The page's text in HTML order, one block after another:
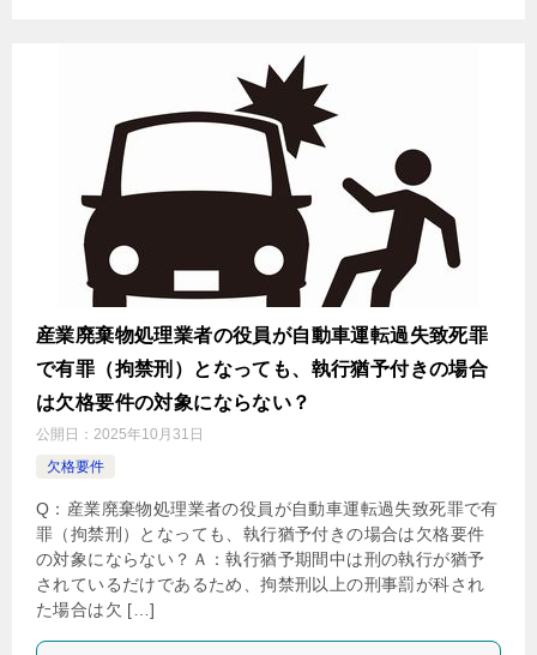
産業廃棄物処理業者の役員が自動車運転過失致死罪
で有罪（拘禁刑）となっても、執行猶予付きの場合
は欠格要件の対象にならない？
公開日： 2025年10月31日
欠格要件
Q：産業廃棄物処理業者の役員が自動車運転過失致死罪で有
罪（拘禁刑）となっても、執行猶予付きの場合は欠格要件
の対象にならない？Ａ：執行猶予期間中は刑の執行が猶予
されているだけであるため、拘禁刑以上の刑事罰が科され
た場合は欠 […]